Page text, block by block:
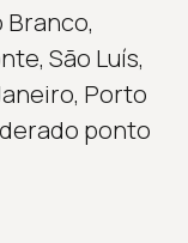
Branco,
São Luís,
Porto
ponto